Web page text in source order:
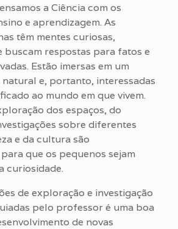
a Ciência com os
e aprendizagem. As
têm mentes curiosas,
buscam respostas para fatos e
Estão imersas em um
e, portanto, interessadas
ao mundo em que vivem.
dos espaços, do
sobre diferentes
e da cultura são
que os pequenos sejam
curiosidade.
de exploração e investigação
pelo professor é uma boa
de novas